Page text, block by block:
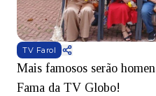
TV Farol
Mais famosos serão
Fama da TV Globo!